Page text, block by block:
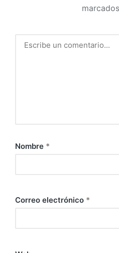
Nombre *
Correo electrónico *